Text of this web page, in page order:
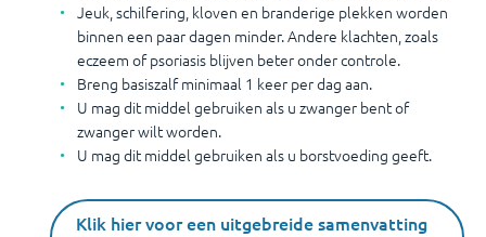
Jeuk, schilfering, kloven en branderige plekken worden
binnen een paar dagen minder. Andere klachten, zoals
eczeem of psoriasis blijven beter onder controle.
Breng basiszalf minimaal 1 keer per dag aan.
U mag dit middel gebruiken als u zwanger bent of
zwanger wilt worden.
U mag dit middel gebruiken als u borstvoeding geeft.
Klik hier voor een uitgebreide samenvatting